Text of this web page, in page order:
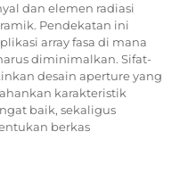
dan elemen radiasi
Pendekatan ini
array fasa di mana
diminimalkan. Sifat-
desain aperture yang
karakteristik
baik, sekaligus
berkas